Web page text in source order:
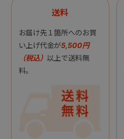
送料
お届け先１箇所へのお買
い上げ代金が5,500円
（税込） 以上で送料無
料。